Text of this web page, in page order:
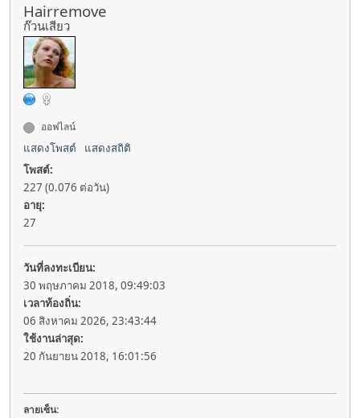
Hairremove
ก๊วนเสียว
ออฟไลน์
แสดงโพสต์
แสดงสถิติ
โพสต์:
227 (0.076 ต่อวัน)
อายุ:
27
วันที่ลงทะเบียน:
30 พฤษภาคม 2018, 09:49:03
เวลาท้องถิ่น:
06 สิงหาคม 2026, 23:43:44
ใช้งานล่าสุด:
20 กันยายน 2018, 16:01:56
ลายเซ็น: